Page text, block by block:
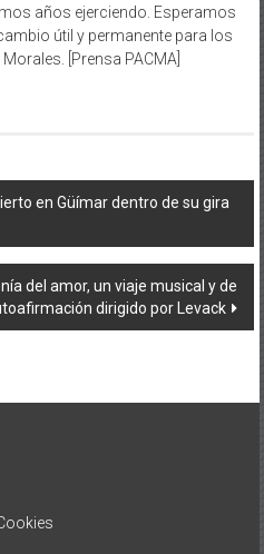
años ejerciendo. Esperamos
útil y permanente para los
[Prensa PACMA]
en Güímar dentro de su gira
del amor, un viaje musical y de
dirigido por Levack